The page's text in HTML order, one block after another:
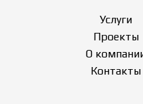
Услуги
Проекты
О
Контакты